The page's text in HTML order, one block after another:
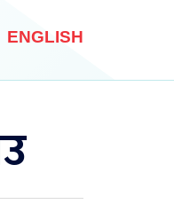
ENGLISH